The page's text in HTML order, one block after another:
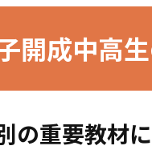
開成中高
の重要教材に